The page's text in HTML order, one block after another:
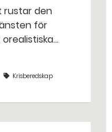
för
och hot
detKrisberedskap